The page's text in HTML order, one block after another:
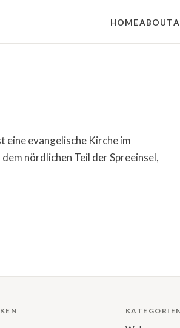
HOMEABOUT
evangelische Kirche im
nördlichen Teil der Spreeinsel,